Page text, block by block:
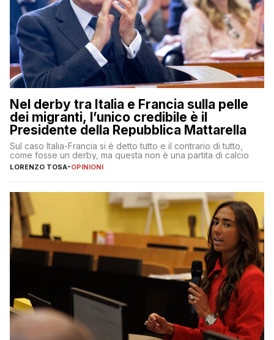
Nel derby tra Italia e Francia sulla pelle
dei migranti, l’unico credibile è il
Presidente della Repubblica Mattarella
Sul caso Italia-Francia si è detto tutto e il contrario di tutto,
come fosse un derby, ma questa non è una partita di calcio
LORENZO TOSA-OPINIONI